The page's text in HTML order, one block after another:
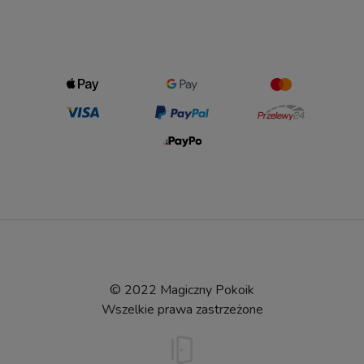
© 2022 Magiczny Pokoik
Wszelkie prawa zastrzeżone